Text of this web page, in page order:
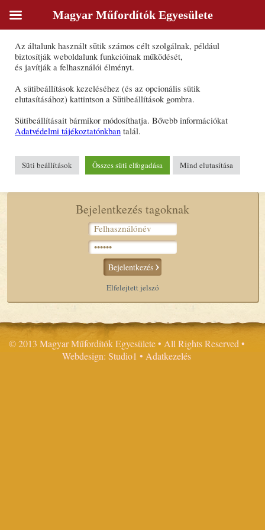
Vályi Horváth Erika
Célnyelv(ek): magyar
E-mail-cím:horvatherika30@gmail.com
Bejelentkezés tagoknak
Bejelentkezés
Elfelejtett jelszó
© 2013 Magyar Műfordítók Egyesülete • All Rights Reserved •
Webdesign: Studio1 • Adatkezelés
Sütik
Az általunk használt sütik számos célt szolgálnak, például
biztosítják weboldalunk funkcióinak működését,
és javítják a felhasználói élményt.
A sütibeállítások kezeléséhez (és az opcionális sütik
elutasításához) kattintson a Sütibeállítások gombra.
Sütibeállításait bármikor módosíthatja. Bővebb információkat
Adatvédelmi tájékoztatónkban talál.
Süti beállítások Összes süti elfogadása Mind elutasítása
Magyar Műfordítók Egyesülete